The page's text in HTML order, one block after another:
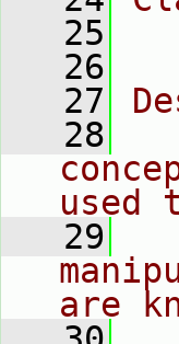
   25
   26
   27
   28
used
   29
are